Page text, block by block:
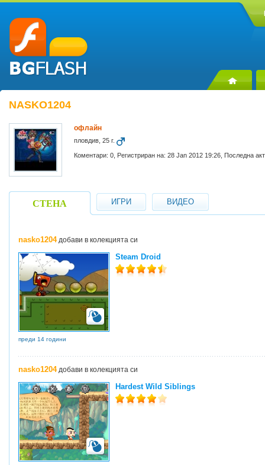
NASKO1204
офлайн
пловдив, 25 г.
Коментари: 0, Регистриран на: 28 Jan 2012 19:26, Последна
СТЕНА ИГРИ ВИДЕО
nasko1204добави в колекцията си
Steam Droid
преди 14 години
nasko1204добави в колекцията си
Hardest Wild Siblings